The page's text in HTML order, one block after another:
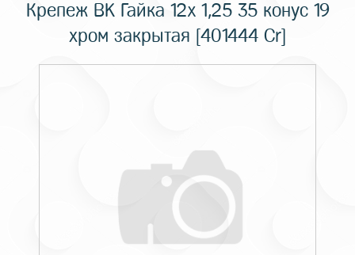
Крепеж BK Гайка 12x 1,25 35 конус 19
хром закрытая [401444 Cr]